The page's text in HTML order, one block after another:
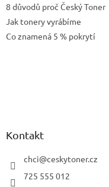
8 důvodů proč Český Toner
Jak tonery vyrábíme
Co znamená 5 % pokrytí
Kontakt
chci@ceskytoner.cz
725 555 012